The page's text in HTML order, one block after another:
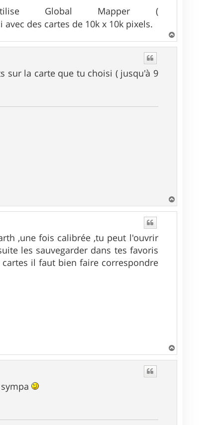
Global Mapper (
avec des cartes de 10k x 10k pixels.
a
sur la carte que tu choisi ( jusqu'à 9
a
,une fois calibrée ,tu peut l'ouvrir
les sauvegarder dans tes favoris
il faut bien faire correspondre
a
sympa